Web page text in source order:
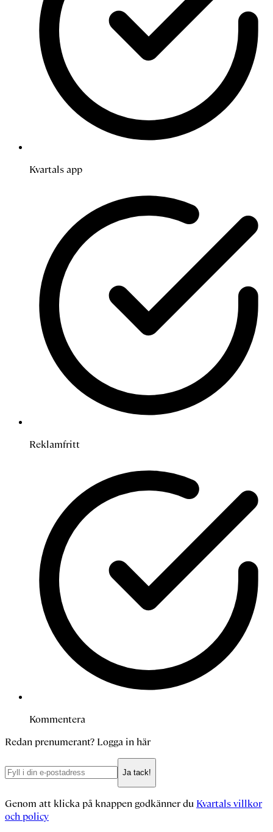
Kvartals app
Reklamfritt
Kommentera
Redan prenumerant? Logga in här
Ja tack!
Genom att klicka på knappen godkänner du Kvartals villkor
och policy